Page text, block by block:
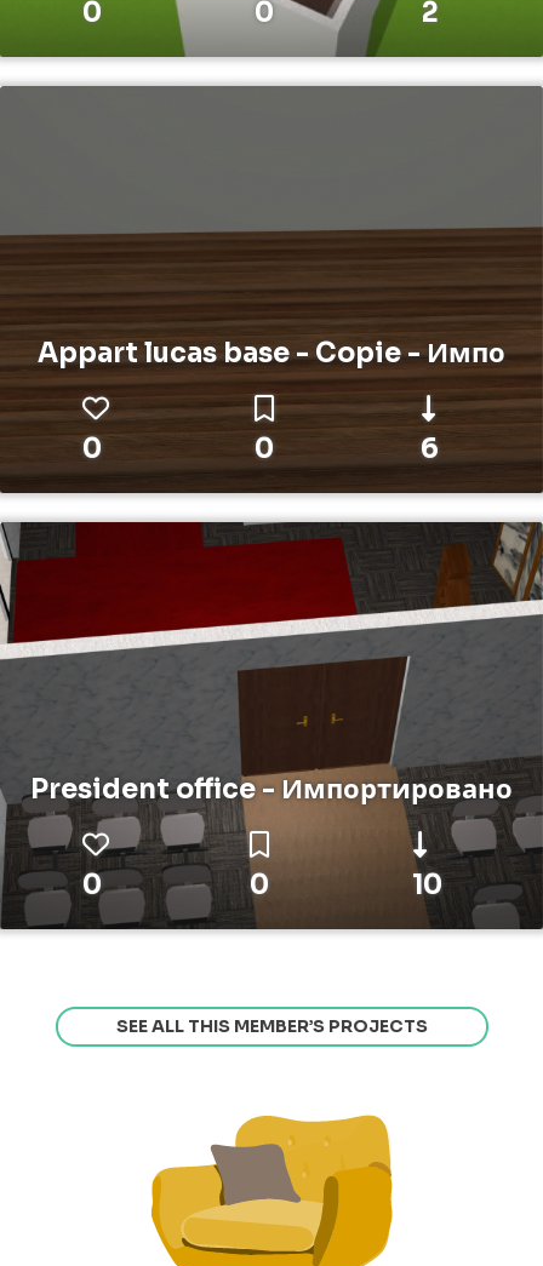
0 0 2
Appart lucas base - Copie - Импо
0 0 6
President office - Импортировано
0 0 10
SEE ALL THIS MEMBER’S PROJECTS